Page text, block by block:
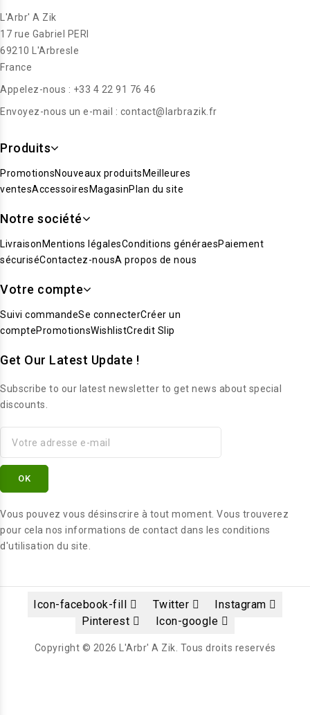
L'Arbr' A Zik
17 rue Gabriel PERI
69210 L'Arbresle
France
Appelez-nous : +33 4 22 91 76 46
Envoyez-nous un e-mail : contact@larbrazik.fr
Produits
PromotionsNouveaux produits Meilleures
ventesAccessoires MagasinPlan du site
Notre société
Livraison Mentions légalesConditions généraesPaiement
sécuriséContactez-nousA propos de nous
Votre compte
Suivi commandeSe connecterCréer un
comptePromotionsWishlistCredit Slip
Get Our Latest Update !
Subscribe to our latest newsletter to get news about special
discounts.
Vous pouvez vous désinscrire à tout moment. Vous trouverez
pour cela nos informations de contact dans les conditions
d'utilisation du site.
Icon-facebook-fill Twitter
Instagram
Pinterest
Icon-google
Copyright © 2026 L'Arbr' A Zik. Tous droits reservés